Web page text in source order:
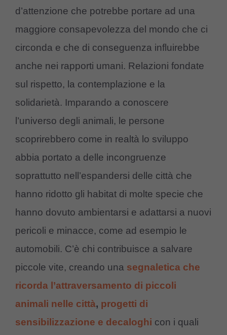
d’attenzione che potrebbe portare ad una
maggiore consapevolezza del mondo che ci
circonda e che di conseguenza influirebbe
anche nei rapporti umani. Relazioni fondate
sul rispetto, la contemplazione e la
solidarietà. Imparando a conoscere
l’universo degli animali, le persone
scoprirebbero come in realtà lo sviluppo
abbia portato a delle incongruenze
soprattutto nell’espandersi delle città che
hanno ridotto gli habitat di molte specie che
hanno dovuto ambientarsi e adattarsi a nuovi
pericoli e minacce, come ad esempio le
automobili. C’è chi contribuisce a salvare
piccole vite, creando una segnaletica che
ricorda l’attraversamento di piccoli
animali nelle città, progetti di
sensibilizzazione e decaloghi con i quali